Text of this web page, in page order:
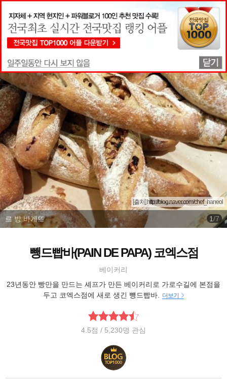
맛집상세정보
르 방 바게뜨
[출처] http://blog.naver.com/chef_haneol
1/7
뺑드빱바(PAIN DE PAPA) 코엑스점
베이커리
23년동안 빵만을 만드는 셰프가 만든 베이커리로 가로수길에 본점을
두고 코엑스점에 새로 생긴 뻉드빱바.
더보기
4.5점 / 5,230명 관심